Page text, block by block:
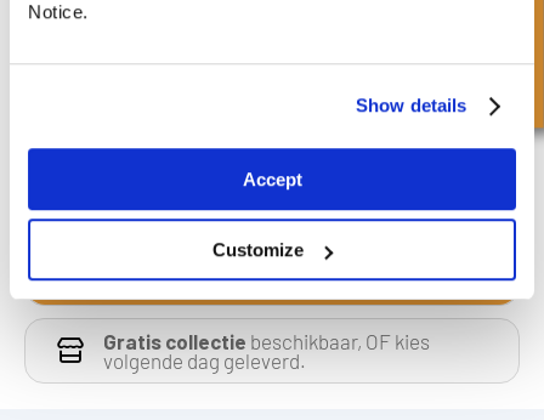
Notice.
Show details
Accept
Customize
Gratis collectie beschikbaar, OF kies
volgende dag geleverd.
Snel onderzoek